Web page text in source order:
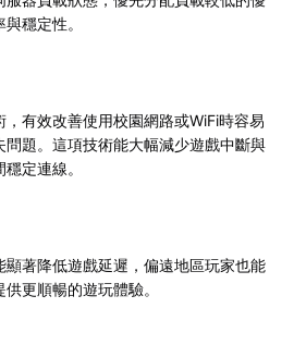
穩定性。
有效改善使用校園網路或WiFi時容易
題。這項技術能大幅減少遊戲中斷與
定連線。
著降低遊戲延遲，偏遠地區玩家也能
更順暢的遊玩體驗。